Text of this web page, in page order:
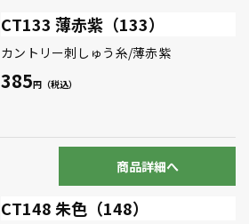
CT133 薄赤紫（133）
カントリー刺しゅう糸/薄赤紫
385
商品詳細へ
CT148 朱色（148）